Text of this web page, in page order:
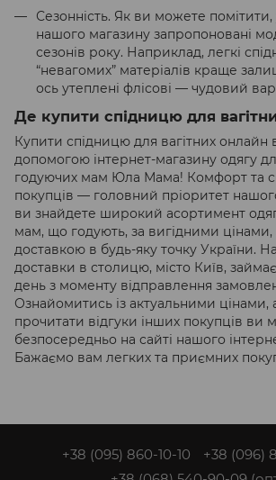
Сезонність. Як ви можете помітити,
нашого магазину запропоновані
сезонів року. Наприклад, легкі
“невагомих” матеріалів краще
ось утеплені флісові — чудовий
Де купити спідницю для
Купити спідницю для вагітних онлайн
допомогою інтернет-магазину одягу
годуючих мам Юла Мама! Комфорт та
покупців — головний пріоритет
ви знайдете широкий асортимент
мам, що годують, за вигідними
доставкою в будь-яку точку України.
доставки в столицю, місто Київ,
день з моменту відправлення
Ознайомитись із актуальними цінами,
прочитати відгуки інших покупців ви
безпосередньо на сайті нашого
Бажаємо вам легких та приємних
+38 (095) 860-10-10
+38 (096)